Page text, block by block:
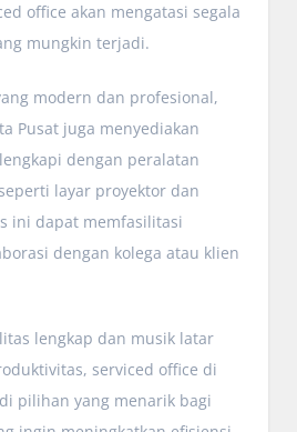
office akan mengatasi segala
mungkin terjadi.
modern dan profesional,
Pusat juga menyediakan
dengan peralatan
layar proyektor dan
ini dapat memfasilitasi
dengan kolega atau klien
lengkap dan musik latar
serviced office di
pilihan yang menarik bagi